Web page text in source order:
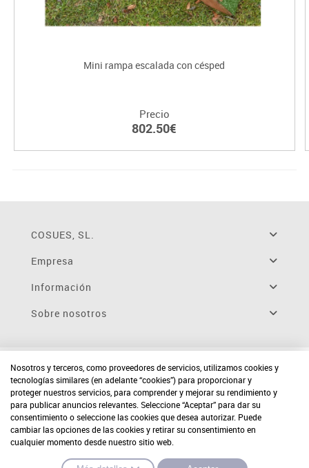
Mini rampa escalada con césped
Precio
802.50€
COSUES, SL.
Empresa
Información
Sobre nosotros
Nosotros y terceros, como proveedores de servicios, utilizamos cookies y
tecnologías similares (en adelante “cookies”) para proporcionar y
proteger nuestros servicios, para comprender y mejorar su rendimiento y
para publicar anuncios relevantes. Seleccione “Aceptar” para dar su
consentimiento o seleccione las cookies que desea autorizar. Puede
cambiar las opciones de las cookies y retirar su consentimiento en
cualquier momento desde nuestro sitio web.